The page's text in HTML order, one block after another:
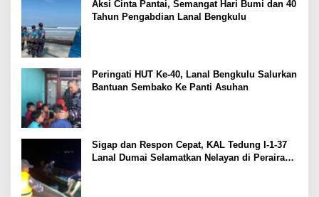
Aksi Cinta Pantai, Semangat Hari Bumi dan 40
Tahun Pengabdian Lanal Bengkulu
Peringati HUT Ke-40, Lanal Bengkulu Salurkan
Bantuan Sembako Ke Panti Asuhan
Sigap dan Respon Cepat, KAL Tedung I-1-37
Lanal Dumai Selamatkan Nelayan di Perairan